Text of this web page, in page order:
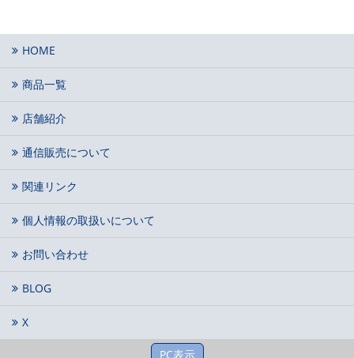
HOME
商品一覧
店舗紹介
通信販売について
関連リンク
個人情報の取扱いについて
お問い合わせ
BLOG
X
PC表示